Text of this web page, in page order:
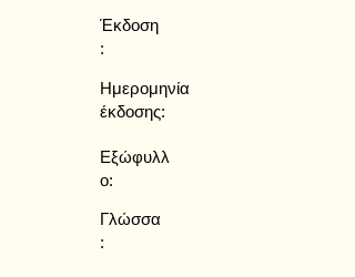
Έκδοση
:
Ημερομηνία
έκδοσης:
Εξώφυλλ
ο:
Γλώσσα
: